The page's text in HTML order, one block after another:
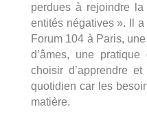
perdues à rejoindre la
entités négatives ». Il
Forum 104 à Paris,
d’âmes, une
choisir d’apprendre
quotidien car les
matière.